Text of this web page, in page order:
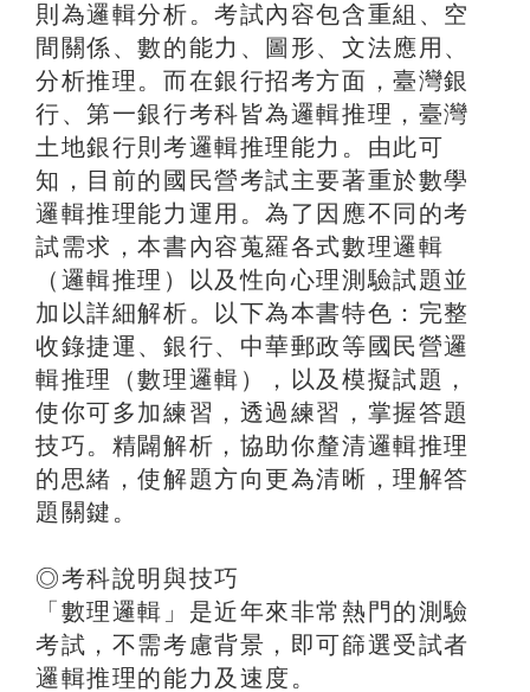
則為邏輯分析。考試內容包含重組、空
間關係、數的能力、圖形、文法應用、
分析推理。而在銀行招考方面，臺灣銀
行、第一銀行考科皆為邏輯推理，臺灣
土地銀行則考邏輯推理能力。由此可
知，目前的國民營考試主要著重於數學
邏輯推理能力運用。為了因應不同的考
試需求，本書內容蒐羅各式數理邏輯
（邏輯推理）以及性向心理測驗試題並
加以詳細解析。以下為本書特色：完整
收錄捷運、銀行、中華郵政等國民營邏
輯推理（數理邏輯），以及模擬試題，
使你可多加練習，透過練習，掌握答題
技巧。精闢解析，協助你釐清邏輯推理
的思緒，使解題方向更為清晰，理解答
題關鍵。
◎考科說明與技巧
「數理邏輯」是近年來非常熱門的測驗
考試，不需考慮背景，即可篩選受試者
邏輯推理的能力及速度。